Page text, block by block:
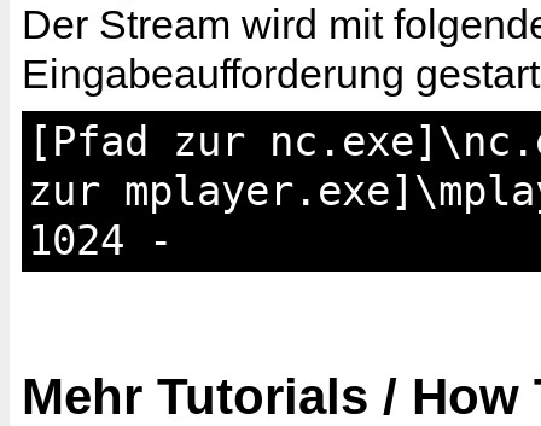
Der Stream wird mit
Eingabeaufforderung
[Pfad zur
zur
1024 -
Mehr Tutorials / How